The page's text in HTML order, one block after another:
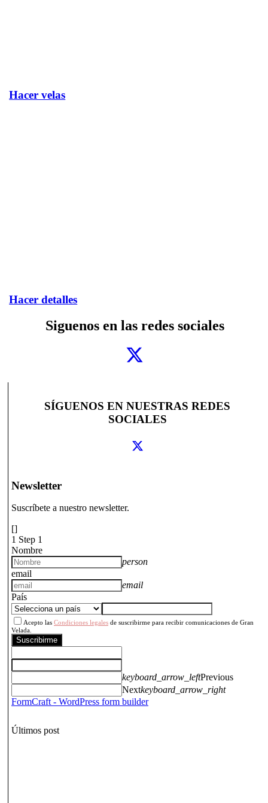
Hacer velas
Hacer detalles
Siguenos en las redes sociales
SÍGUENOS EN NUESTRAS REDES
SOCIALES
Newsletter
Suscríbete a nuestro newsletter.
[]
1 Step 1
Nombre
person
email
email
País
Acepto las Condiciones legales de suscribirme para recibir comunicaciones de Gran
Velada.
Suscribirme
keyboard_arrow_leftPrevious
Nextkeyboard_arrow_right
FormCraft - WordPress form builder
Últimos post